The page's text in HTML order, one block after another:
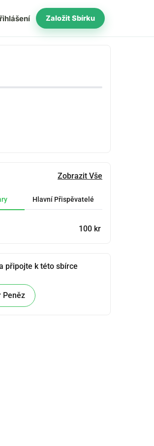
Založit Sbírku
Zobrazit Vše
Hlavní Přispěvatelé
100 kr
připojte k této sbírce
Peněz